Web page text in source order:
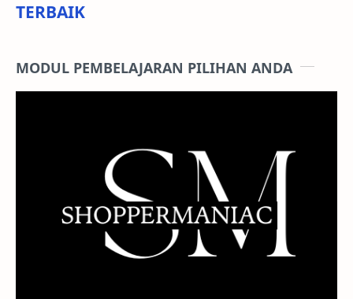
TERBAIK
MODUL PEMBELAJARAN PILIHAN ANDA